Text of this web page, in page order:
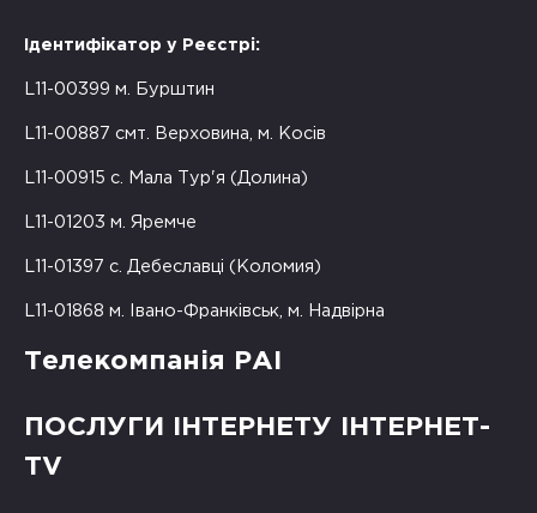
Ідентифікатор у Реєстрі:
L11-00399 м. Бурштин
L11-00887 смт. Верховина, м. Косів
L11-00915 с. Мала Тур'я (Долина)
L11-01203 м. Яремче
L11-01397 с. Дебеславці (Коломия)
L11-01868 м. Івано-Франківськ, м. Надвірна
Телекомпанія РАІ
ПОСЛУГИ ІНТЕРНЕТУ ІНТЕРНЕТ-
TV